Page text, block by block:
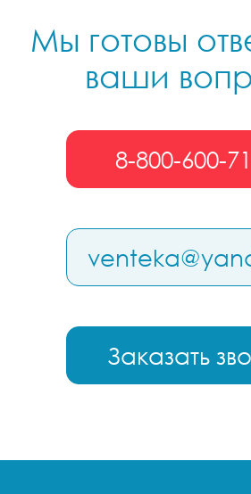
Мы готовы
ваши
8-800-600-
Заказать